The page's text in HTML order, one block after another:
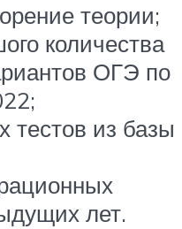
теории;
количества
ОГЭ по
тестов из базы
лет.